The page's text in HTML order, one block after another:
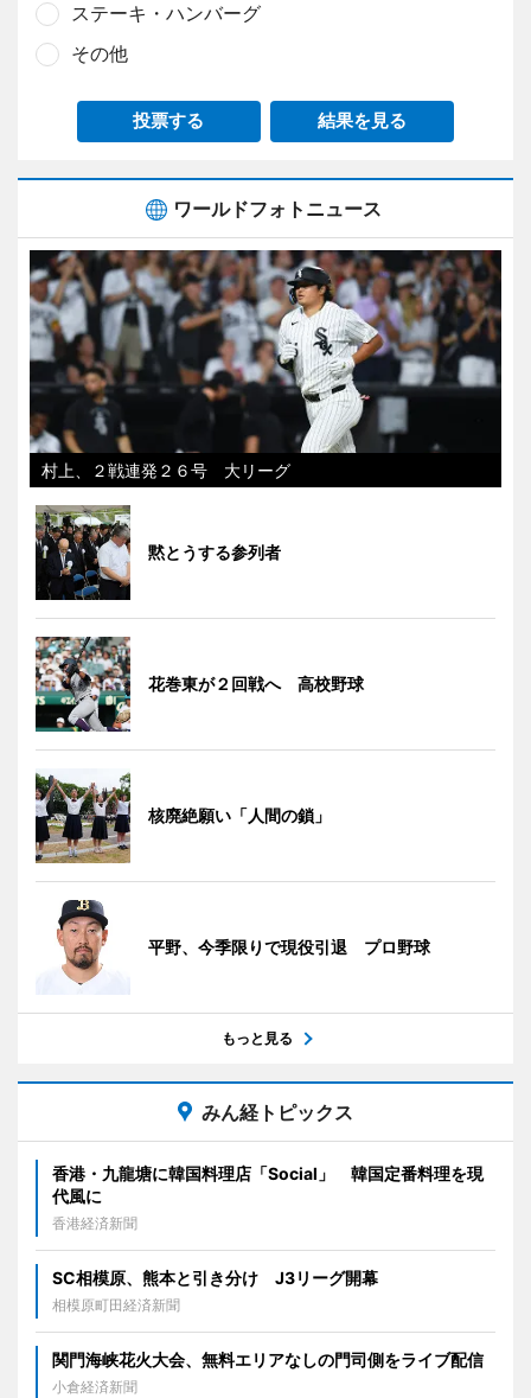
ステーキ・ハンバーグ
その他
投票する 結果を見る
ワールドフォトニュース
村上、２戦連発２６号 大リーグ
黙とうする参列者
花巻東が２回戦へ 高校野球
核廃絶願い「人間の鎖」
平野、今季限りで現役引退 プロ野球
もっと見る
みん経トピックス
香港・九龍塘に韓国料理店「Social」 韓国定番料理を現
代風に
香港経済新聞
SC相模原、熊本と引き分け J3リーグ開幕
相模原町田経済新聞
関門海峡花火大会、無料エリアなしの門司側をライブ配信
小倉経済新聞